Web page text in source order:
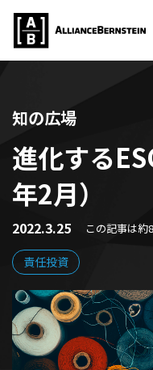
知の広場
進化する
年2月）
2022.3.25 この記事は約
責任投資